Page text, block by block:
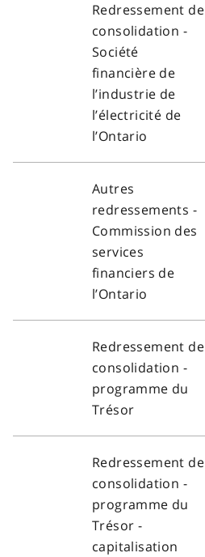
Redressement de
consolidation -
Société
financière de
l’industrie de
l’électricité de
l’Ontario
Autres
redressements -
Commission des
services
financiers de
l’Ontario
Redressement de
consolidation -
programme du
Trésor
Redressement de
consolidation -
programme du
Trésor -
capitalisation